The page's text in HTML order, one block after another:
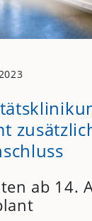
ab 14.